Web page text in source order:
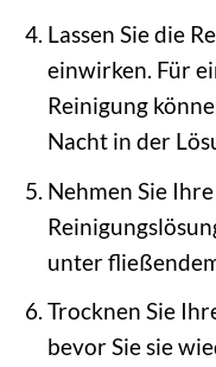
Lassen Sie die
einwirken. Für
Reinigung
Nacht in der
Nehmen Sie
unter
Trocknen Sie
bevor Sie sie